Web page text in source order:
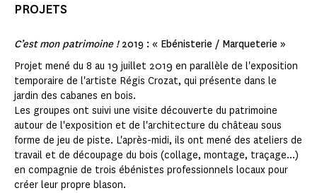
PROJETS
C’est mon patrimoine ! 2019 : « Ebénisterie / Marqueterie »
Projet mené du 8 au 19 juillet 2019 en parallèle de l'exposition
temporaire de l'artiste Régis Crozat, qui présente dans le
jardin des cabanes en bois.
Les groupes ont suivi une visite découverte du patrimoine
autour de l'exposition et de l'architecture du château sous
forme de jeu de piste. L'après-midi, ils ont mené des ateliers de
travail et de découpage du bois (collage, montage, traçage...)
en compagnie de trois ébénistes professionnels locaux pour
créer leur propre blason.